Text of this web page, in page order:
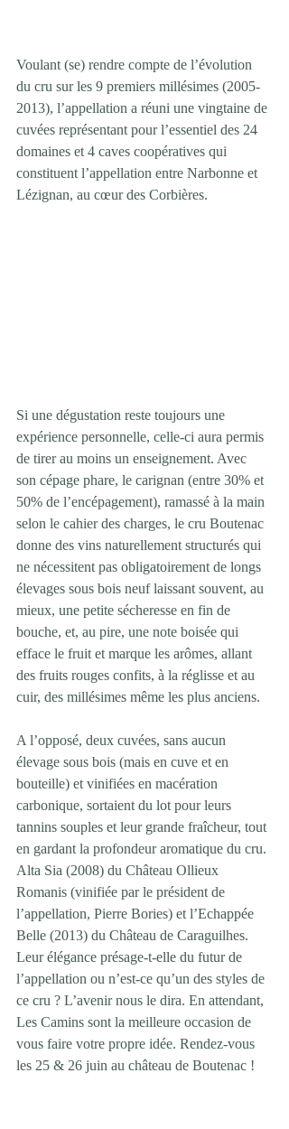
Voulant (se) rendre compte de l’évolution
du cru sur les 9 premiers millésimes (2005-
2013), l’appellation a réuni une vingtaine de
cuvées représentant pour l’essentiel des 24
domaines et 4 caves coopératives qui
constituent l’appellation entre Narbonne et
Lézignan, au cœur des Corbières.
Si une dégustation reste toujours une
expérience personnelle, celle-ci aura permis
de tirer au moins un enseignement. Avec
son cépage phare, le carignan (entre 30% et
50% de l’encépagement), ramassé à la main
selon le cahier des charges, le cru Boutenac
donne des vins naturellement structurés qui
ne nécessitent pas obligatoirement de longs
élevages sous bois neuf laissant souvent, au
mieux, une petite sécheresse en fin de
bouche, et, au pire, une note boisée qui
efface le fruit et marque les arômes, allant
des fruits rouges confits, à la réglisse et au
cuir, des millésimes même les plus anciens.
A l’opposé, deux cuvées, sans aucun
élevage sous bois (mais en cuve et en
bouteille) et vinifiées en macération
carbonique, sortaient du lot pour leurs
tannins souples et leur grande fraîcheur, tout
en gardant la profondeur aromatique du cru.
Alta Sia (2008) du Château Ollieux
Romanis (vinifiée par le président de
l’appellation, Pierre Bories) et l’Echappée
Belle (2013) du Château de Caraguilhes.
Leur élégance présage-t-elle du futur de
l’appellation ou n’est-ce qu’un des styles de
ce cru ? L’avenir nous le dira. En attendant,
Les Camins sont la meilleure occasion de
vous faire votre propre idée. Rendez-vous
les 25 & 26 juin au château de Boutenac !